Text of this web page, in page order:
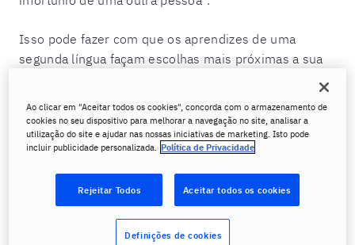
Isso pode fazer com que os aprendizes de uma
segunda língua façam escolhas mais próximas a sua
entanto, quanto maior for o vocabulário na língua-
alvo, melhores serão as chances de escolhas dentro
daquela representação cultural do mundo.
Para o nosso propósito neste artigo, iremos utilizar as
definições da Associação Americana de Psicologia
para entendê-las em inglês. De acordo com a
Ao clicar em "Aceitar todos os cookies", concorda com o armazenamento de
cookies no seu dispositivo para melhorar a navegação no site, analisar a
utilização do site e ajudar nas nossas iniciativas de marketing. Isto pode
incluir publicidade personalizada.
Política de Privacidade
Rejeitar Todos Aceitar todos os cookies
Definições de cookies